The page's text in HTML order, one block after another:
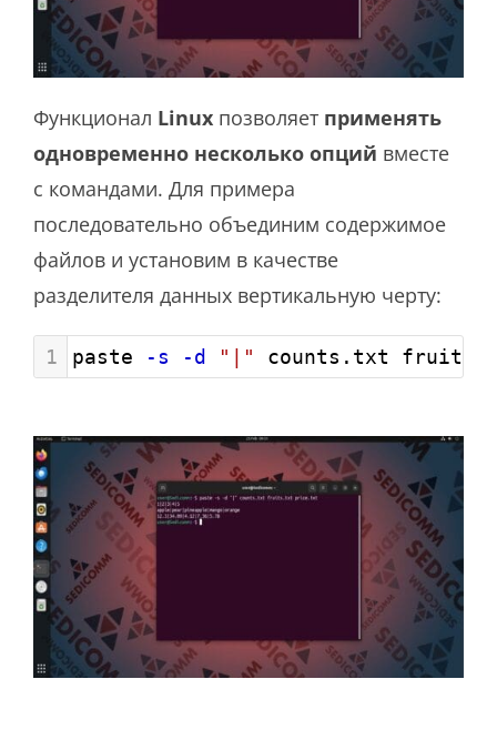
Функционал Linux позволяет применять
одновременно несколько опций вместе
с командами. Для примера
последовательно объединим содержимое
файлов и установим в качестве
разделителя данных вертикальную черту:
1 paste -s -d "|" counts.txt